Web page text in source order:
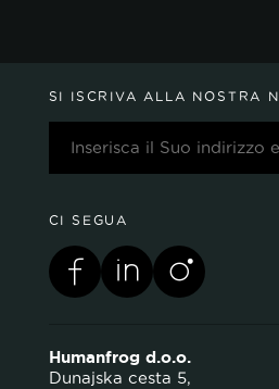
SI ISCRIVA ALLA NOSTRA
CI SEGUA
Humanfrog d.o.o.
Dunajska cesta 5,
cookie.